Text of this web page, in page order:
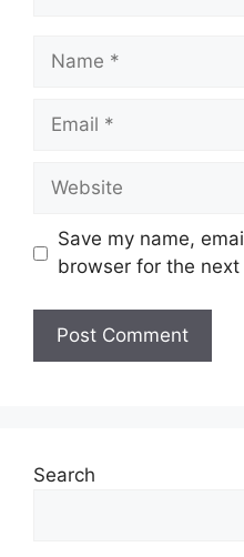
Name
Email
Website
Save my name,
browser for the
Search